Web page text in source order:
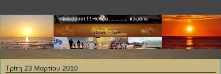
Τρίτη 23 Μαρτίου 2010